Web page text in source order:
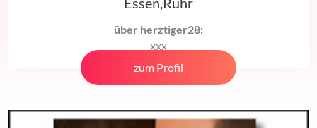
über herztiger28:
xxx
zum Profil